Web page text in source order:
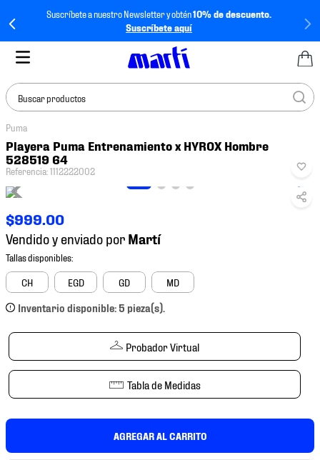
Suscríbete a nuestro Newsletter y obtén10% de descuento.
Suscríbete aquí
Buscar productos
Puma
Playera Puma Entrenamiento x HYROX Hombre
528519 64
Referencia:1112222002
$999.00
Vendido y enviado por
CH EGD GD MD
Inventario disponible: 5 pieza(s).
Probador Virtual
Tabla de Medidas
AGREGAR AL CARRITO
TÉRMINOS MÁS
BUSCADOS
1.
tenis mujer
2.
3.
tenis
4
tenis futbol
mochila
6.
jersey
10. tenis nike